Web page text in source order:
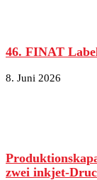
46. FINAT
8. Juni 2026
zwei inkjet-